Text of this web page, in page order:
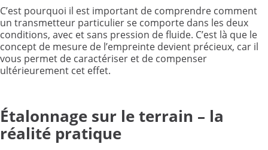
C’est pourquoi il est important de comprendre comment
un transmetteur particulier se comporte dans les deux
conditions, avec et sans pression de fluide. C’est là que le
concept de mesure de l’empreinte devient précieux, car il
vous permet de caractériser et de compenser
ultérieurement cet effet.
Étalonnage sur le terrain – la
réalité pratique